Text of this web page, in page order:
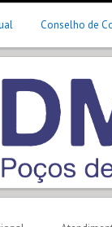
Conselho de